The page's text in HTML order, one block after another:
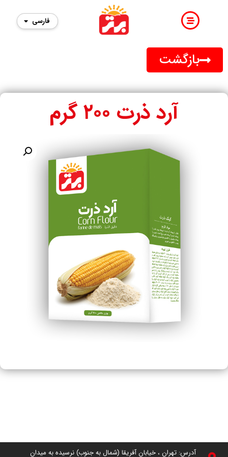
فارسی
English
بازگشت
آرد ذرت ۲۰۰ گرم
آدرس: تهران ، خیابان آفریقا (شمال به جنوب) نرسیده به میدان